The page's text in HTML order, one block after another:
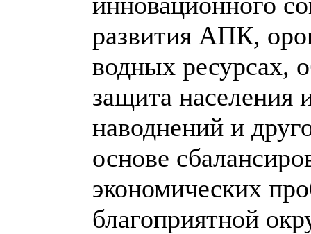
развития АПК,
водных ресурсах,
защита населения
наводнений и
основе
экономических
благоприятной